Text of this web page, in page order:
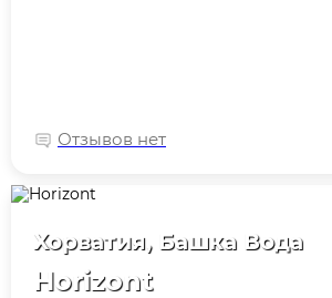
Отзывов нет
Хорватия, Башка Вода
Horizont